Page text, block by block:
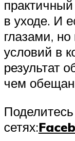
в уходе. И
глазами,
условий в
результат
чем
сетях: